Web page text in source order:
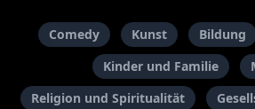
Comedy Kunst Bildung
Kinder und Familie
Religion und Spiritualität